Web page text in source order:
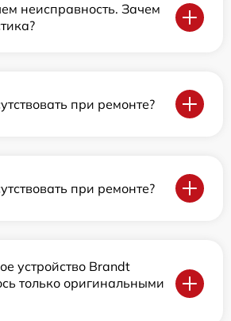
неисправность. Зачем
при ремонте?
при ремонте?
устройство Brandt
только оригинальными